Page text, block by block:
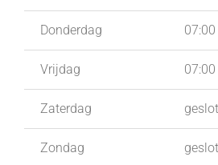
Donderdag
Vrijdag
Zaterdag
Zondag